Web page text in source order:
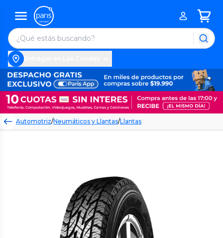
Automotriz/Neumáticos y Llantas/Llantas